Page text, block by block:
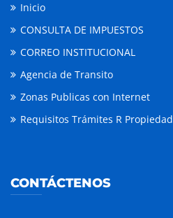
Inicio
CONSULTA DE IMPUESTOS
CORREO INSTITUCIONAL
Agencia de Transito
Zonas Publicas con Internet
Requisitos Trámites R Propiedad
CONTÁCTENOS